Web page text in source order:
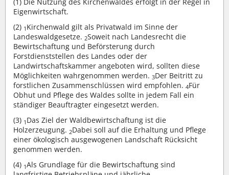
Eigenwirtschaft.
(2) 1 Kirchenwald gilt als Privatwald im Sinne der
Landeswaldgesetze. 2Soweit nach Landesrecht die
Bewirtschaftung und Beförsterung durch
Forstdienststellen des Landes oder der
Landwirtschaftskammer angeboten wird, sollten diese
Möglichkeiten wahrgenommen werden. 3Der Beitritt zu
forstlichen Zusammenschlüssen wird empfohlen. 4Für
Obhut und Pflege des Waldes sollte in jedem Fall ein
ständiger Beauftragter eingesetzt werden.
(3) 1 Das Ziel der Waldbewirtschaftung ist die
Holzerzeugung. 2Dabei soll auf die Erhaltung und Pflege
einer ökologisch ausgewogenen Landschaft Rücksicht
genommen werden.
(4) 1Als Grundlage für die Bewirtschaftung sind